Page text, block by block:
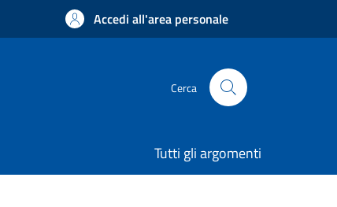
Accedi all'area personale
Cerca
Tutti gli argomenti